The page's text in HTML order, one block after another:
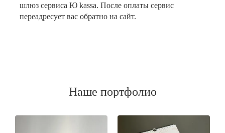
шлюз сервиса Ю kassa. После оплаты сервис
переадресует вас обратно на сайт.
Наше портфолио